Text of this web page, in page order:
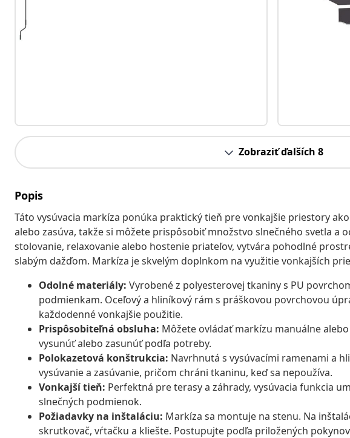
Zobraziť ďalších 8
Popis
Táto vysúvacia markíza ponúka praktický tieň pre vonkajšie priestory
alebo zasúva, takže si môžete prispôsobiť množstvo slnečného svetla a
stolovanie, relaxovanie alebo hostenie priateľov, vytvára pohodlné
slabým dažďom. Markíza je skvelým doplnkom na využitie vonkajších
Odolné materiály: Vyrobené z polyesterovej tkaniny s PU
podmienkam. Oceľový a hliníkový rám s práškovou povrchovou
každodenné vonkajšie použitie.
Prispôsobiteľná obsluha: Môžete ovládať markízu manuálne
vysunúť alebo zasunúť podľa potreby.
Polokazetová konštrukcia: Navrhnutá s vysúvacími ramenami a
vysúvanie a zasúvanie, pričom chráni tkaninu, keď sa nepoužíva.
Vonkajší tieň: Perfektná pre terasy a záhrady, vysúvacia funkcia
slnečných podmienok.
Požiadavky na inštaláciu: Markíza sa montuje na stenu. Na
skrutkovač, vŕtačku a kliešte. Postupujte podľa priložených